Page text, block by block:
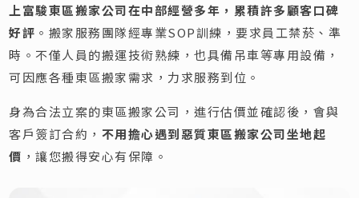
上富駿東區搬家公司在中部經營多年，累積許多顧客口碑
好評 。搬家服務團隊經專業SOP訓練，要求員工禁菸、準
時。不僅人員的搬運技術熟練，也具備吊車等專用設備，
可因應各種東區搬家需求，力求服務到位。
身為合法立案的東區搬家公司，進行估價並確認後，會與
客戶簽訂合約， 不用擔心遇到惡質東區搬家公司坐地起
價 ，讓您搬得安心有保障。